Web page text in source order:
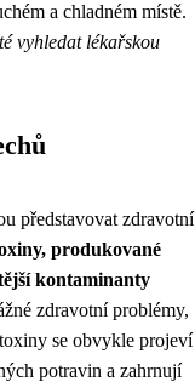
a chladném místě.
vyhledat lékařskou
představovat zdravotní
produkované
kontaminanty
zdravotní problémy,
se obvykle projeví
potravin a zahrnují